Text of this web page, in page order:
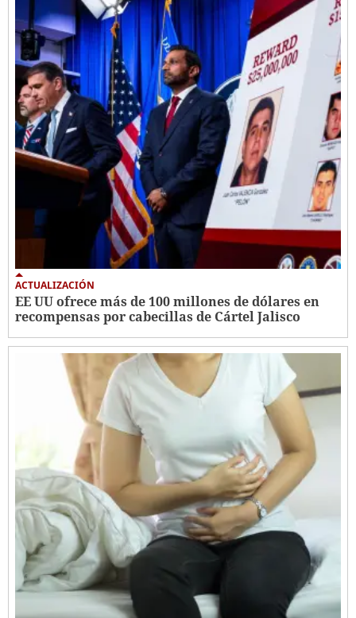
ACTUALIZACIÓN
EE UU ofrece más de 100 millones de dólares en
recompensas por cabecillas de Cártel Jalisco